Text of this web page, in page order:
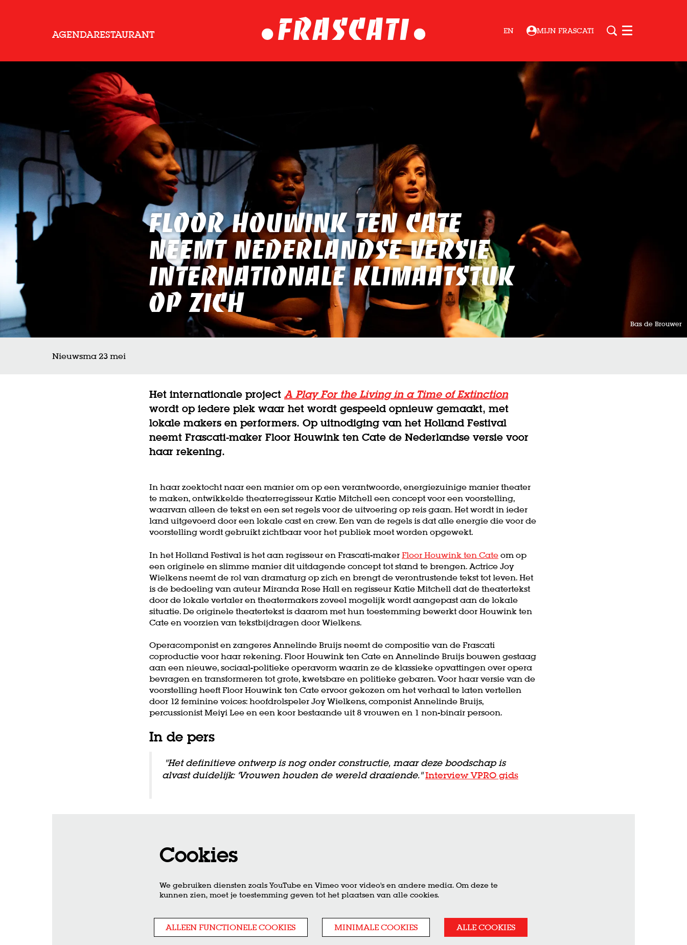
AGENDARESTAURANT EN MIJN FRASCATI Menu
Bas de Brouwer
Floor Houwink ten Cate
neemt Nederlandse versie
internationale klimaatstuk
op zich
Nieuwsma 23 mei
Het internationale project A Play For the Living in a Time of Extinction
wordt op iedere plek waar het wordt gespeeld opnieuw gemaakt, met
lokale makers en performers. Op uitnodiging van het Holland Festival
neemt Frascati-maker Floor Houwink ten Cate de Nederlandse versie voor
haar rekening.
In haar zoektocht naar een manier om op een verantwoorde, energiezuinige manier theater
te maken, ontwikkelde theaterregisseur Katie Mitchell een concept voor een voorstelling,
waarvan alleen de tekst en een set regels voor de uitvoering op reis gaan. Het wordt in ieder
land uitgevoerd door een lokale cast en crew. Een van de regels is dat alle energie die voor de
voorstelling wordt gebruikt zichtbaar voor het publiek moet worden opgewekt.
In het Holland Festival is het aan regisseur en Frascati-maker Floor Houwink ten Cate om op
een originele en slimme manier dit uitdagende concept tot stand te brengen. Actrice Joy
Wielkens neemt de rol van dramaturg op zich en brengt de verontrustende tekst tot leven. Het
is de bedoeling van auteur Miranda Rose Hall en regisseur Katie Mitchell dat de theatertekst
door de lokale vertaler en theatermakers zoveel mogelijk wordt aangepast aan de lokale
situatie. De originele theatertekst is daarom met hun toestemming bewerkt door Houwink ten
Cate en voorzien van tekstbijdragen door Wielkens.
Operacomponist en zangeres Annelinde Bruijs neemt de compositie van de Frascati
coproductie voor haar rekening. Floor Houwink ten Cate en Annelinde Bruijs bouwen gestaag
aan een nieuwe, sociaal-politieke operavorm waarin ze de klassieke opvattingen over opera
bevragen en transformeren tot grote, kwetsbare en politieke gebaren. Voor haar versie van de
voorstelling heeft Floor Houwink ten Cate ervoor gekozen om het verhaal te laten vertellen
door 12 feminine voices: hoofdrolspeler Joy Wielkens, componist Annelinde Bruijs,
percussionist Meiyi Lee en een koor bestaande uit 8 vrouwen en 1 non-binair persoon.
In de pers
''Het definitieve ontwerp is nog onder constructie, maar deze boodschap is
alvast duidelijk: ‘Vrouwen houden de wereld draaiende.''Interview VPRO gids
Cookies
We gebruiken diensten zoals YouTube en Vimeo voor video's en andere media. Om deze te
kunnen zien, moet je toestemming geven tot het plaatsen van alle cookies.
ALLEEN FUNCTIONELE COOKIES MINIMALE COOKIES ALLE COOKIES